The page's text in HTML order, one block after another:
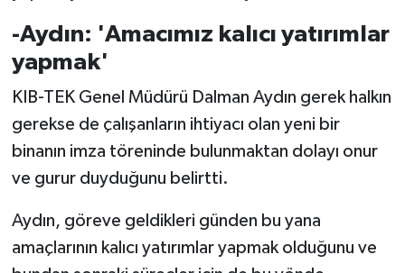
-Aydın: 'Amacımız kalıcı yatırımlar
yapmak'
KIB-TEK Genel Müdürü Dalman Aydın gerek halkın
gerekse de çalışanların ihtiyacı olan yeni bir
binanın imza töreninde bulunmaktan dolayı onur
ve gurur duyduğunu belirtti.
Aydın, göreve geldikleri günden bu yana
amaçlarının kalıcı yatırımlar yapmak olduğunu ve